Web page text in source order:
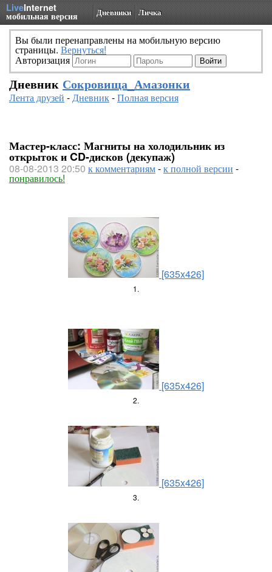
LiveInternet
мобильная версия Дневники Личка
Вы были перенаправлены на мобильную версию
страницы. Вернуться!
Авторизация
Дневник Сокровища_Амазонки
Лента друзей -Дневник-Полная версия
Мастер-класс: Магниты на холодильник из
открыток и CD-дисков (декупаж)
08-08-2013 20:50 к комментариям-к полной версии -
понравилось!
[635x426]
1.
[635x426]
2.
[635x426]
3.